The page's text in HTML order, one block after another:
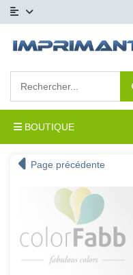
BOUTIQUE
Page précédente